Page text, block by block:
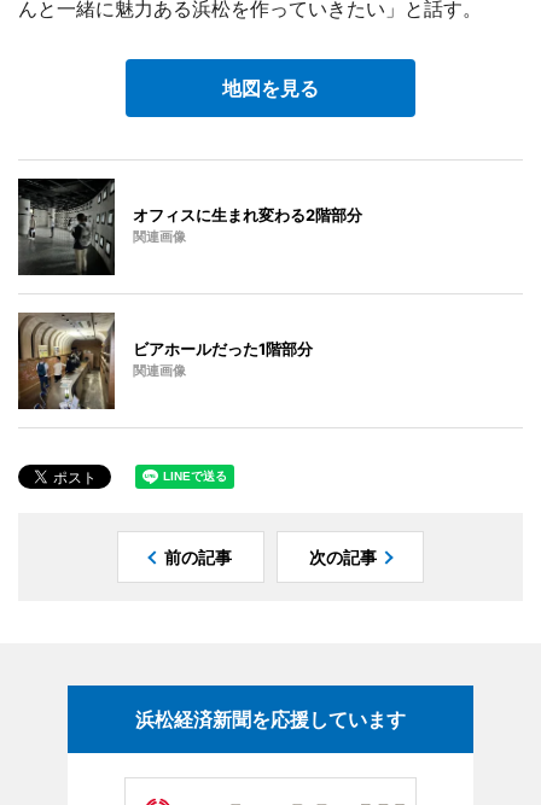
んと一緒に魅力ある浜松を作っていきたい」と話す。
地図を見る
オフィスに生まれ変わる2階部分
関連画像
ビアホールだった1階部分
関連画像
前の記事 次の記事
浜松経済新聞を応援しています